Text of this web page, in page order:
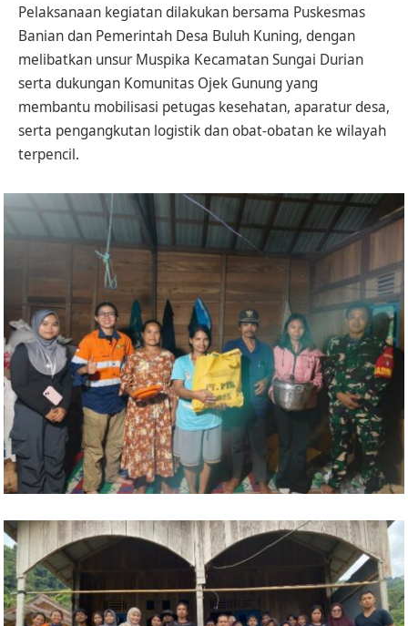
Pelaksanaan kegiatan dilakukan bersama Puskesmas
Banian dan Pemerintah Desa Buluh Kuning, dengan
melibatkan unsur Muspika Kecamatan Sungai Durian
serta dukungan Komunitas Ojek Gunung yang
membantu mobilisasi petugas kesehatan, aparatur desa,
serta pengangkutan logistik dan obat-obatan ke wilayah
terpencil.